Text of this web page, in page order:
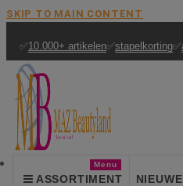
SKIP TO MAIN CONTENT
✅10.000+ artikelen✅stapelkorting✅
ASSORTIMENT
Menu